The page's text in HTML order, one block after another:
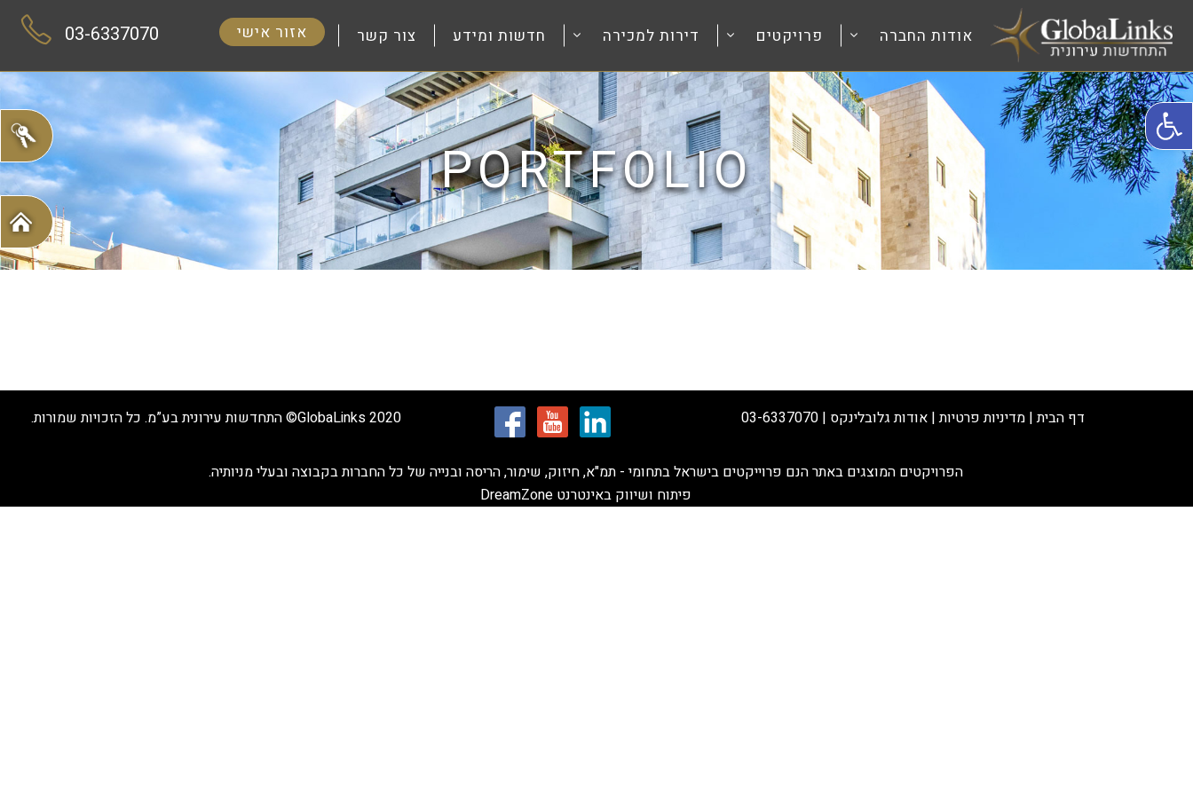
פתח סרגל נגישות
אזור אישי צור קשר חדשות ומידע דירות למכירה פרויקטים אודות החברה 03-6337070
PORTFOLIO
GlobaLinks 2020© התחדשות עירונית בע”מ. כל הזכויות שמורות. דף הבית| מדיניות פרטיות |אודות גלובלינקס |
03-6337070
הפרויקטים המוצגים באתר הנם פרוייקטים בישראל בתחומי - תמ"א, חיזוק, שימור, הריסה ובנייה של כל החברות בקבוצה ובעלי מניותיה.
פיתוח ושיווק באינטרנטDreamZone